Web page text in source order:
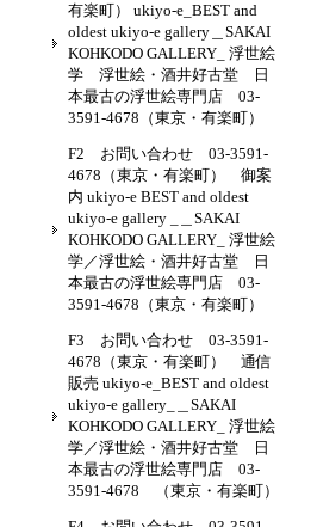
有楽町） ukiyo-e_BEST and
oldest ukiyo-e gallery＿SAKAI
KOHKODO GALLERY_ 浮世絵
学 浮世絵・酒井好古堂 日
本最古の浮世絵専門店 03-
3591-4678（東京・有楽町）
F2 お問い合わせ 03-3591-
4678（東京・有楽町） 御案
内 ukiyo-e BEST and oldest
ukiyo-e gallery _＿SAKAI
KOHKODO GALLERY_ 浮世絵
学／浮世絵・酒井好古堂 日
本最古の浮世絵専門店 03-
3591-4678（東京・有楽町）
F3 お問い合わせ 03-3591-
4678（東京・有楽町） 通信
販売 ukiyo-e_BEST and oldest
ukiyo-e gallery_＿SAKAI
KOHKODO GALLERY_ 浮世絵
学／浮世絵・酒井好古堂 日
本最古の浮世絵専門店 03-
3591-4678 （東京・有楽町）